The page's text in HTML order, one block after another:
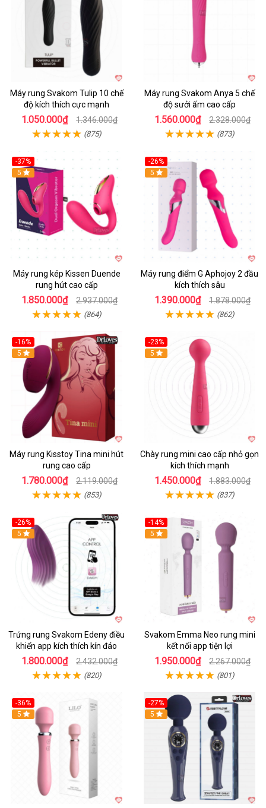
Máy rung Svakom Tulip 10 chế
độ kích thích cực mạnh
1.050.000₫ 1.346.000₫
(875)
Máy rung Svakom Anya 5 chế
độ sưởi ấm cao cấp
1.560.000₫ 2.328.000₫
(873)
-37%
Hot
5
Máy rung kép Kissen Duende
rung hút cao cấp
1.850.000₫ 2.937.000₫
(864)
-26%
Hot
5
Máy rung điểm G Aphojoy 2 đầu
kích thích sâu
1.390.000₫ 1.878.000₫
(862)
-16%
Hot
5
Máy rung Kisstoy Tina mini hút
rung cao cấp
1.780.000₫ 2.119.000₫
(853)
-23%
Hot
5
Chày rung mini cao cấp nhỏ gọn
kích thích mạnh
1.450.000₫ 1.883.000₫
(837)
-26%
Hot
5
Trứng rung Svakom Edeny điều
khiển app kích thích kín đáo
1.800.000₫ 2.432.000₫
(820)
-14%
Hot
5
Svakom Emma Neo rung mini
kết nối app tiện lợi
1.950.000₫ 2.267.000₫
(801)
-36%
Hot
5
-27%
Hot
5